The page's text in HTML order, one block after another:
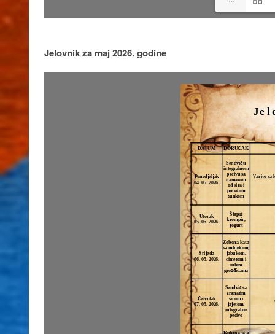
Jelovnik za maj 2026. godine